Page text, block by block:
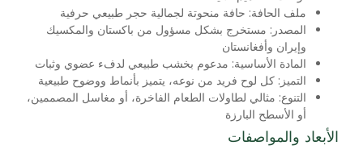
ملف الحافة: حافة منحوتة لجمالية حجر طبيعي حرفية
المصدر: مستخرج بشكل مسؤول من باكستان والمكسيك
وإيران وأفغانستان
المادة الأساسية: مدعوم بخشب طبيعي لدفء عضوي وثبات
التميز: كل لوح فريد من نوعه، يتميز بأنماط ووضوح طبيعية
التنوع: مثالي لطاولات الطعام الفاخرة، أو مغاسل المصممين،
أو الأسطح البارزة
الأبعاد والمواصفات